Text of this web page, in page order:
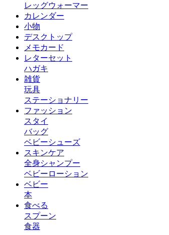
レッグウォーマー
カレンダー
小物
デスクトップ
メモカード
レターセット
ハガキ
雑貨
玩具
ステーショナリー
ファッション
スタイ
バッグ
ベビーシューズ
スキンケア
全身シャンプー
ベビーローション
ベビー
本
食べる
スプーン
食器